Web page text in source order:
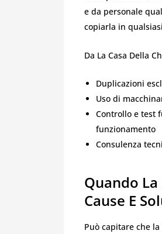
e da personale
copiarla in
Da La Casa Della
Duplicazioni
Uso di
Controllo e test
funzionamento
Consulenza
Quando
Cause E
Può capitare che